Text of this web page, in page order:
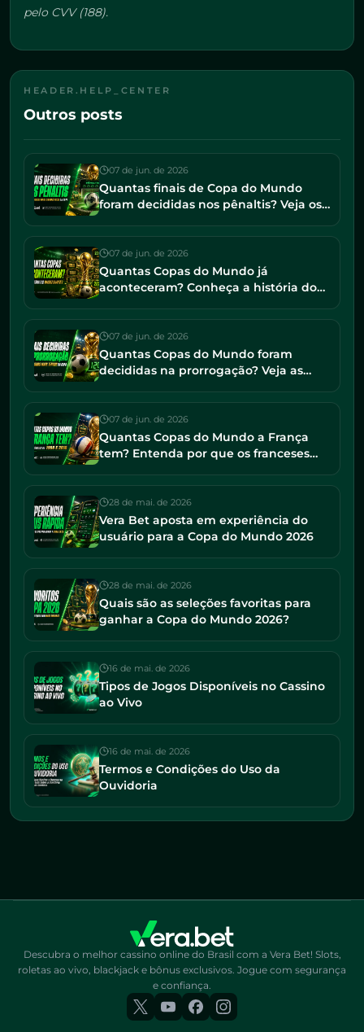
pelo CVV (188).
HEADER.HELP_CENTER
Outros posts
07 de jun. de 2026
Quantas finais de Copa do Mundo
foram decididas nos pênaltis? Veja os
07 de jun. de 2026
Quantas Copas do Mundo já
aconteceram? Conheça a história do
07 de jun. de 2026
Quantas Copas do Mundo foram
decididas na prorrogação? Veja as
07 de jun. de 2026
Quantas Copas do Mundo a França
tem? Entenda por que os franceses
28 de mai. de 2026
Vera Bet aposta em experiência do
usuário para a Copa do Mundo 2026
28 de mai. de 2026
Quais são as seleções favoritas para
ganhar a Copa do Mundo 2026?
16 de mai. de 2026
Tipos de Jogos Disponíveis no Cassino
ao Vivo
16 de mai. de 2026
Termos e Condições do Uso da
Ouvidoria
Descubra o melhor cassino online do Brasil com a Vera Bet! Slots,
roletas ao vivo, blackjack e bônus exclusivos. Jogue com segurança
e confiança.